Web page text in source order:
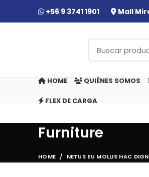
+56 9 3741 1901 Mall
HOME QUIÉNES SOMOS
FLEX DE CARGA
Furniture
HOME NETUS EU MOLLIS HAC